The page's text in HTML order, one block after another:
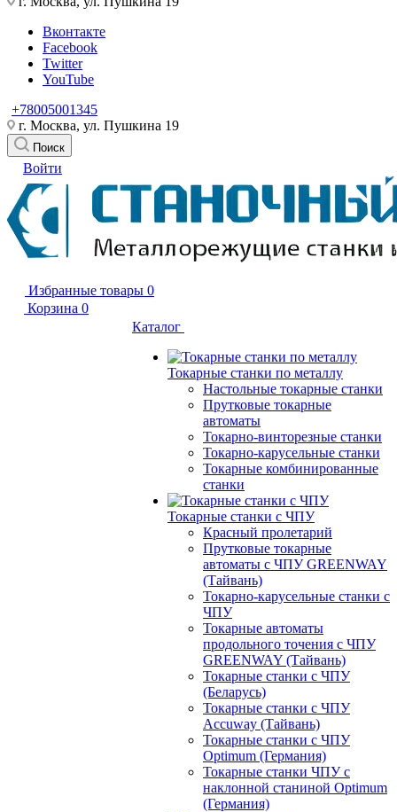
Вконтакте
Facebook
Twitter
YouTube
+78005001345
г. Москва, ул. Пушкина 19
Поиск
Войти
Избранные товары 0
Корзина 0
Каталог
Токарные станки по металлу
Настольные токарные станки
Прутковые токарные
автоматы
Токарно-винторезные станки
Токарно-карусельные станки
Токарные комбинированные
станки
Токарные станки с ЧПУ
Красный пролетарий
Прутковые токарные
автоматы с ЧПУ GREENWAY
(Тайвань)
Токарно-карусельные станки с
ЧПУ
Токарные автоматы
продольного точения с ЧПУ
GREENWAY (Тайвань)
Токарные станки с ЧПУ
(Беларусь)
Токарные станки с ЧПУ
Accuway (Тайвань)
Токарные станки с ЧПУ
Optimum (Германия)
Токарные станки ЧПУ с
наклонной станиной Optimum
(Германия)